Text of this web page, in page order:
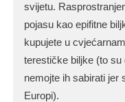
svijetu.
pojasu kao epifitne
kupujete u
terestičke biljke (to
nemojte ih sabirati jer
Europi).